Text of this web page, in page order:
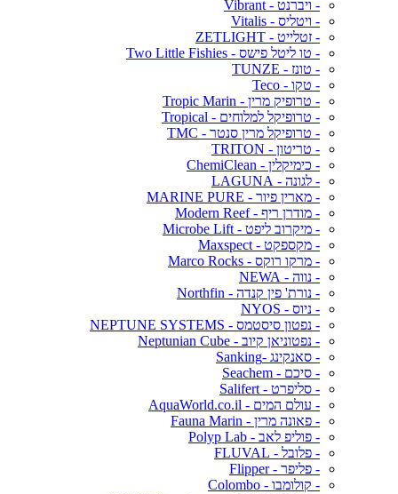
- ויברנט - Vibrant
- ויטליס - Vitalis
- זטלייט - ZETLIGHT
- טו ליטל פישס - Two Little Fishies
- טונז - TUNZE
- טקו - Teco
- טרופיק מרין - Tropic Marin
- טרופיקל למלוחים - Tropical
- טרופיקל מרין סנטר - TMC
- טריטון - TRITON
- כימיקלין - ChemiClean
- לגונה - LAGUNA
- מארין פיור - MARINE PURE
- מודרן ריף - Modern Reef
- מיקרוב ליפט - Microbe Lift
- מקספקט - Maxspect
- מרקו רוקס - Marco Rocks
- נווה - NEWA
- נורת' פין קנדה - Northfin
- ניוס - NYOS
- נפטון סיסטמס - NEPTUNE SYSTEMS
- נפטוניאן קיוב - Neptunian Cube
- סאנקינג -Sanking
- סיכם - Seachem
- סליפרט - Salifert
- עולם המים - AquaWorld.co.il
- פאונה מרין - Fauna Marin
- פוליפ לאב - Polyp Lab
- פלובל - FLUVAL
- פליפר - Flipper
- קולומבו - Colombo